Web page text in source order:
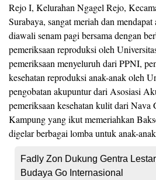
Rejo I, Kelurahan Ngagel Rejo,
Surabaya, sangat meriah dan
diawali senam pagi bersama dengan
pemeriksaan reproduksi oleh
pemeriksaan menyeluruh dari PPNI,
kesehatan reproduksi anak-anak oleh
pengobatan akupuntur dari Asosiasi
pemeriksaan kesehatan kulit dari Nava
Kampung yang ikut memeriahkan
digelar berbagai lomba untuk anak-
Fadly Zon Dukung Gentra
Budaya Go Internasional